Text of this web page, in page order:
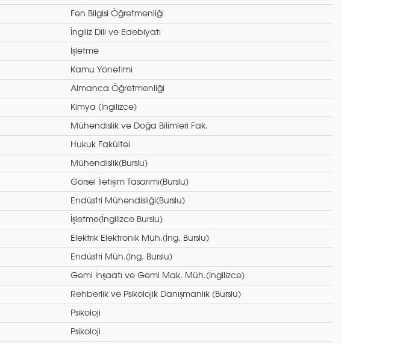
Fen Bilgisi Öğretmenliği
İngiliz Dili ve Edebiyatı
İşletme
Kamu Yönetimi
Almanca Öğretmenliği
Kimya (İngilizce)
Mühendislik ve Doğa Bilimleri Fak.
Hukuk Fakültei
Mühendislik(Burslu)
Görsel İletişim Tasarımı(Burslu)
Endüstri Mühendisliği(Burslu)
İşletme(İngilizce Burslu)
Elektrik Elektronik Müh.(İng. Burslu)
Endüstri Müh.(İng. Burslu)
Gemi İnşaatı ve Gemi Mak. Müh.(İngilizce)
Rehberlik ve Psikolojik Danışmanlık (Burslu)
Psikoloji
Psikoloji